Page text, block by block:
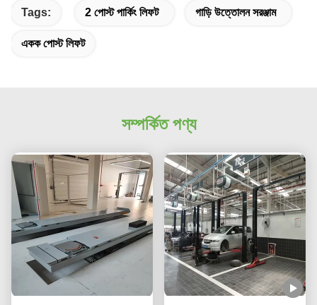
Tags: 2 পোস্ট পার্কিং লিফট গাড়ি উত্তোলন সরঞ্জাম
একক পোস্ট লিফট
সম্পর্কিত পণ্য